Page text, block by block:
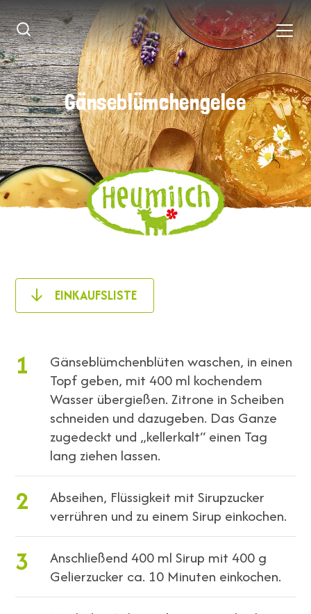
Gänseblümchengelee
Gänseblümchengelee
EINKAUFSLISTE
1
Gänseblümchenblüten waschen, in einen
Topf geben, mit 400 ml kochendem
Wasser übergießen. Zitrone in Scheiben
schneiden und dazugeben. Das Ganze
zugedeckt und „kellerkalt“ einen Tag
lang ziehen lassen.
2
Abseihen, Flüssigkeit mit Sirupzucker
verrühren und zu einem Sirup einkochen.
3
Anschließend 400 ml Sirup mit 400 g
Gelierzucker ca. 10 Minuten einkochen.